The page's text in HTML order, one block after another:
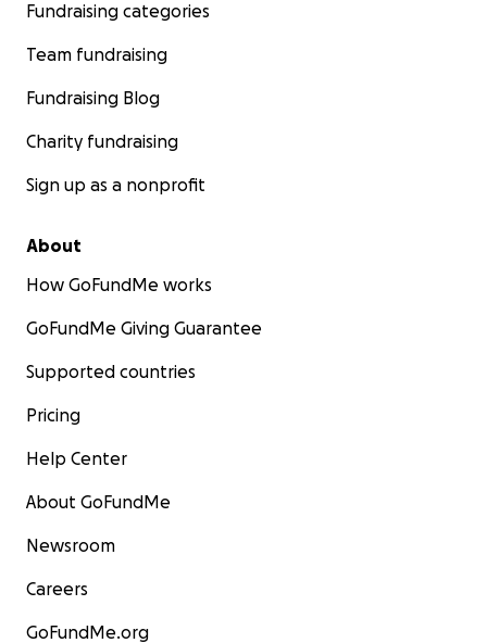
Fundraising categories
Team fundraising
Fundraising Blog
Charity fundraising
Sign up as a nonprofit
About
How GoFundMe works
GoFundMe Giving Guarantee
Supported countries
Pricing
Help Center
About GoFundMe
Newsroom
Careers
GoFundMe.org